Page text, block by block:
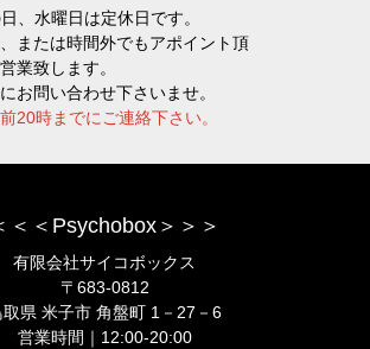
、水曜日は定休日です。
または時間外でもアポイント頂
業致します。
お問い合わせ下さいませ。
20時までにご連絡下さい。
＜＜Psychobox＞＞＞
有限会社サイコボックス
〒683-0812
取県 米子市 角盤町 1－27－6
営業時間｜12:00-20:00